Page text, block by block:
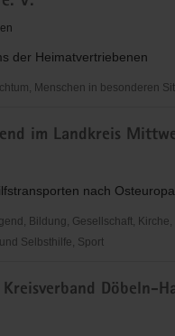
der Heimatvertriebenen
Menschen in besonderen
im Landkreis
nach Osteuropa
Bildung, Gesellschaft,
Selbsthilfe, Sport
Kreisverband Döbeln-